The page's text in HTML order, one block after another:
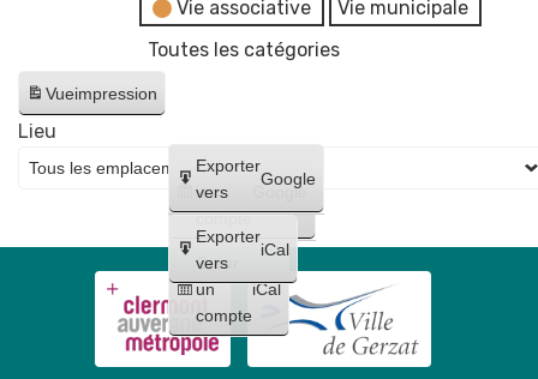
Vie associative
Vie municipale
Toutes les catégories
Vueimpression
Créer
un
compte
Google
Créer
un
compte
iCal
Exporter
vers
Google
Exporter
vers
iCal
Lieu